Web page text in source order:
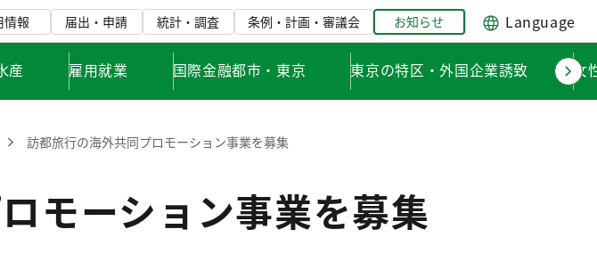
情報 届出・申請 統計・調査 条例・計画・審議会 お知らせ Language
産 雇用就業 国際金融都市・東京 東京の特区・外国企業誘致 女
訪都旅行の海外共同プロモーション事業を募集
モーション事業を募集